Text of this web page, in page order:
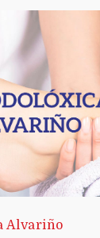
Alvariño